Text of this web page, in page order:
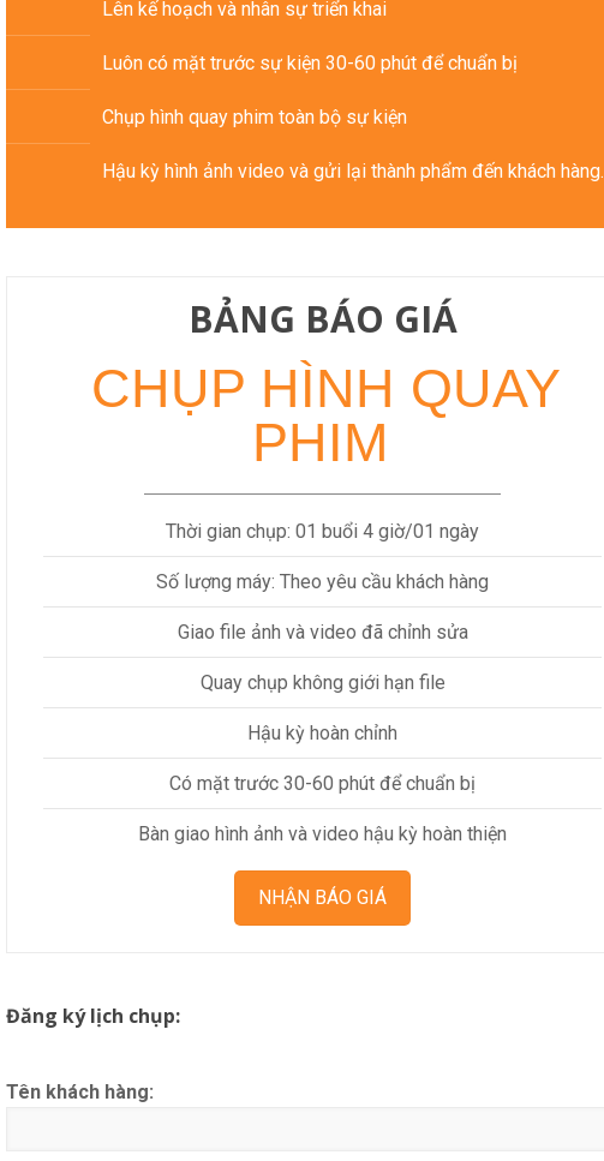
Lên kế hoạch và nhân sự triển khai
Luôn có mặt trước sự kiện 30-60 phút để chuẩn bị
Chụp hình quay phim toàn bộ sự kiện
Hậu kỳ hình ảnh video và gửi lại thành phẩm đến khách hàng.
BẢNG BÁO GIÁ
CHỤP HÌNH QUAY
PHIM
Thời gian chụp: 01 buổi 4 giờ/01 ngày
Số lượng máy: Theo yêu cầu khách hàng
Giao file ảnh và video đã chỉnh sửa
Quay chụp không giới hạn file
Hậu kỳ hoàn chỉnh
Có mặt trước 30-60 phút để chuẩn bị
Bàn giao hình ảnh và video hậu kỳ hoàn thiện
NHẬN BÁO GIÁ
Đăng ký lịch chụp:
Tên khách hàng: